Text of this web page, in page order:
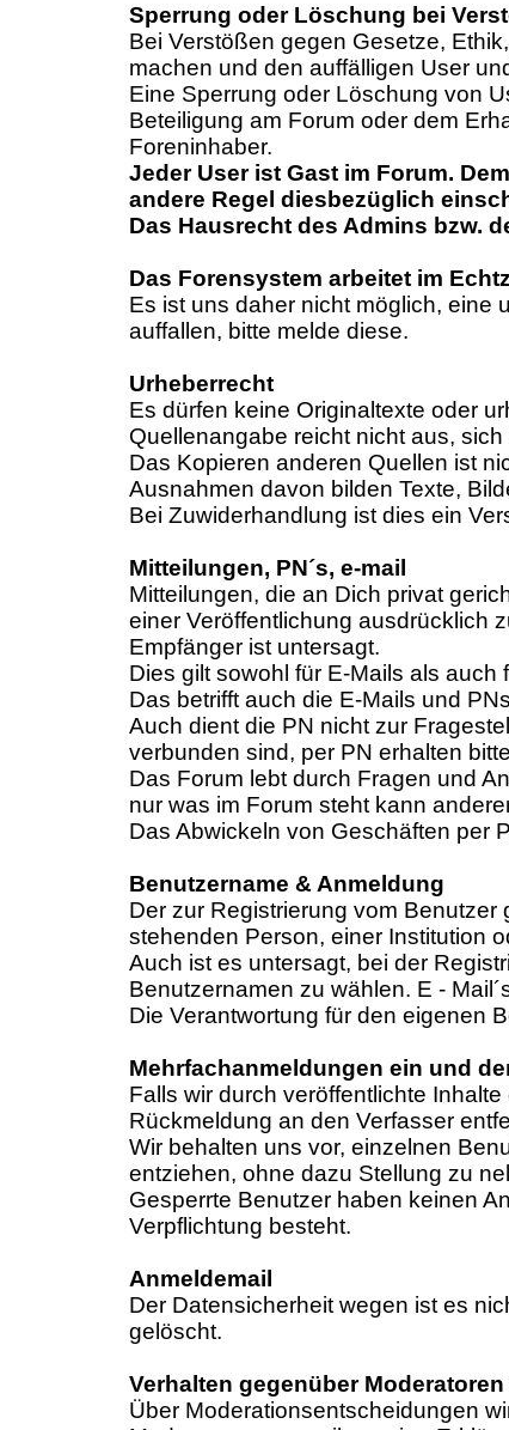
Sperrung oder Löschung bei
Bei Verstößen gegen Gesetze,
machen und den auffälligen User
Eine Sperrung oder Löschung von
Beteiligung am Forum oder dem
Foreninhaber.
Jeder User ist Gast im Forum.
andere Regel diesbezüglich
Das Hausrecht des Admins bzw.
Das Forensystem arbeitet im
Es ist uns daher nicht möglich, eine
auffallen, bitte melde diese.
Urheberrecht
Es dürfen keine Originaltexte oder
Quellenangabe reicht nicht aus,
Das Kopieren anderen Quellen ist
Ausnahmen davon bilden Texte,
Bei Zuwiderhandlung ist dies ein
Mitteilungen, PN´s, e-mail
Mitteilungen, die an Dich privat
einer Veröffentlichung ausdrücklich
Empfänger ist untersagt.
Dies gilt sowohl für E-Mails als
Das betrifft auch die E-Mails und
Auch dient die PN nicht zur
verbunden sind, per PN erhalten
Das Forum lebt durch Fragen und
nur was im Forum steht kann
Das Abwickeln von Geschäften per
Benutzername & Anmeldung
Der zur Registrierung vom
stehenden Person, einer Institution
Auch ist es untersagt, bei der
Benutzernamen zu wählen. E -
Die Verantwortung für den eigenen
Mehrfachanmeldungen ein und
Falls wir durch veröffentlichte
Rückmeldung an den Verfasser
Wir behalten uns vor, einzelnen
entziehen, ohne dazu Stellung zu
Gesperrte Benutzer haben keinen
Verpflichtung besteht.
Anmeldemail
Der Datensicherheit wegen ist es
gelöscht.
Verhalten gegenüber
Über Moderationsentscheidungen